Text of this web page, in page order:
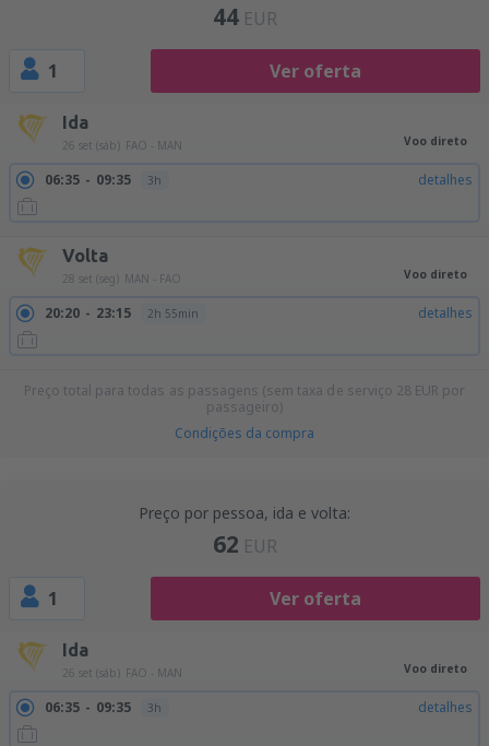
44 EUR
1 Ver oferta
Ida
26 set (sáb) FAO - MAN Voo direto
06:35 09:35 3h detalhes
Volta
28 set (seg) MAN - FAO Voo direto
20:20 23:15 2h 55min detalhes
Preço total para todas as passagens (sem taxa de serviço 28 EUR por
passageiro)
Condições da compra
Preço por pessoa, ida e volta:
62 EUR
1 Ver oferta
Ida
26 set (sáb) FAO - MAN Voo direto
06:35 09:35 3h detalhes